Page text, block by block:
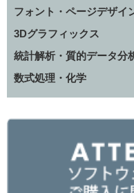
フォント・ページデザイ
3Dグラフィックス
統計解析・質的データ分
数式処理・化学